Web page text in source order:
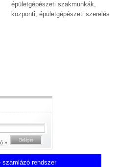
épületgépészeti szakmunkák,
központi, épületgépészeti szerelés
»
számlázó rendszer